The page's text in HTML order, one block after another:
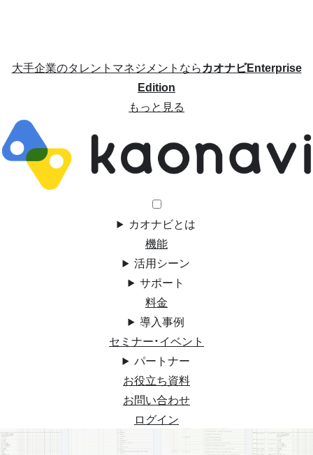
大手企業のタレントマネジメントならカオナビEnterprise
Edition
もっと見る
カオナビとは
機能
活用シーン
サポート
料金
導入事例
セミナー・イベント
パートナー
お役立ち資料
お問い合わせ
ログイン